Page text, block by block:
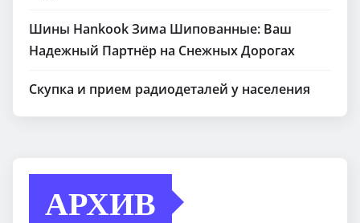
Шины Hankook Зима Шипованные: Ваш
Надежный Партнёр на Снежных Дорогах
Скупка и прием радиодеталей у населения
АРХИВ